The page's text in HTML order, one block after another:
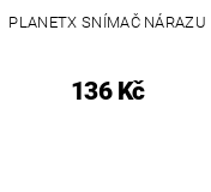
PLANETX SNÍMAČ NÁRAZU
136 Kč